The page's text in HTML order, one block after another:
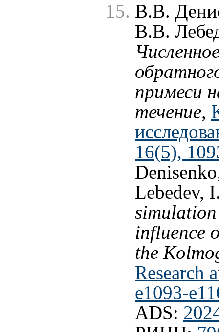
В.В.
В.В.
примеси
течение,
16(5),
Lebedev,
influence
the
Research
e1093-
ADS: